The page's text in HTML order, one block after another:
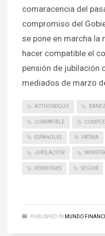
comaracencia del
compromiso del
se pone en marcha la
hacer compatible el
pensión de jubilación
mediados de marzo
ACTIVORDQUO BANEZ
COMPATIBLE
ESPANOLES FATIMA
JUBILACION
PENSIONES SEGUIR
PUBLISHED IN MUNDO